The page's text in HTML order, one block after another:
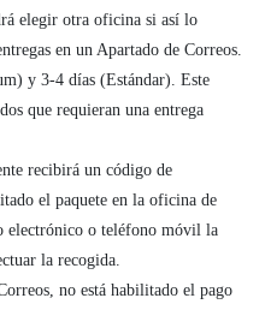
elegir otra oficina si así lo
en un Apartado de Correos.
y 3-4 días (Estándar). Este
que requieran una entrega
recibirá un código de
el paquete en la oficina de
electrónico o teléfono móvil la
la recogida.
no está habilitado el pago